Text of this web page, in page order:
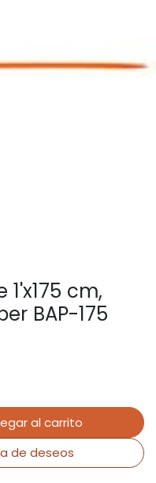
cm,
BAP-175
al carrito
de deseos